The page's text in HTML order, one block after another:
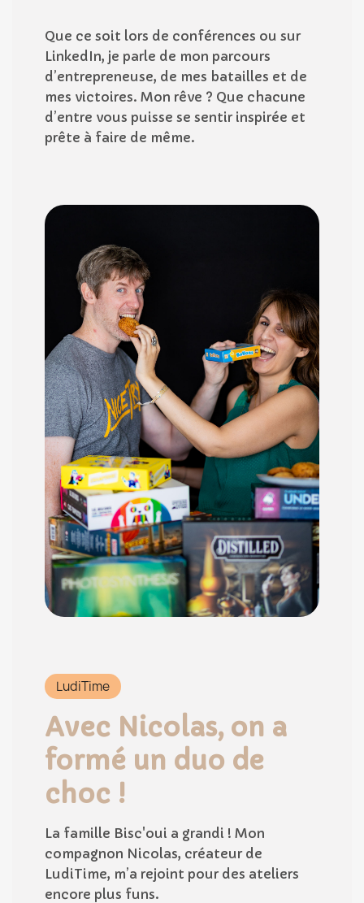
Que ce soit lors de conférences ou sur
LinkedIn, je parle de mon parcours
d’entrepreneuse, de mes batailles et de
mes victoires. Mon rêve ? Que chacune
d’entre vous puisse se sentir inspirée et
prête à faire de même.
LudiTime
Avec Nicolas, on a
formé un duo de
choc !
La famille Bisc'oui a grandi ! Mon
compagnon Nicolas, créateur de
LudiTime, m’a rejoint pour des ateliers
encore plus funs.